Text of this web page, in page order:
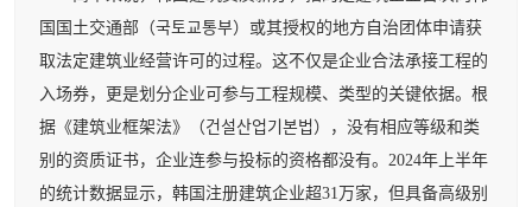
国国土交通部（국토교통부）或其授权的地方自治团体申请获
取法定建筑业经营许可的过程。这不仅是企业合法承接工程的
入场券，更是划分企业可参与工程规模、类型的关键依据。根
据《建筑业框架法》（건설산업기본법），没有相应等级和类
别的资质证书，企业连参与投标的资格都没有。2024年上半年
的统计数据显示，韩国注册建筑企业超31万家，但具备高级别